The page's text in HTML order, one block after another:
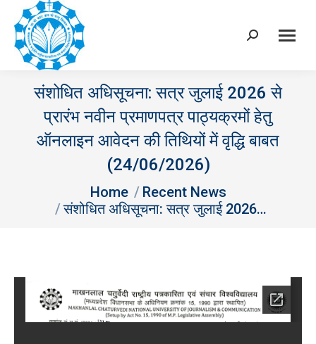
Search:
संशोधित अधिसूचना: सत्र जुलाई 2026 से
प्रारंभ नवीन प्रमाणपत्र पाठ्यक्रमों हेतु
ऑनलाइन आवेदन की तिथियों में वृद्धि बाबत
(24/06/2026)
Home
Recent News
संशोधित अधिसूचना: सत्र जुलाई 2026…